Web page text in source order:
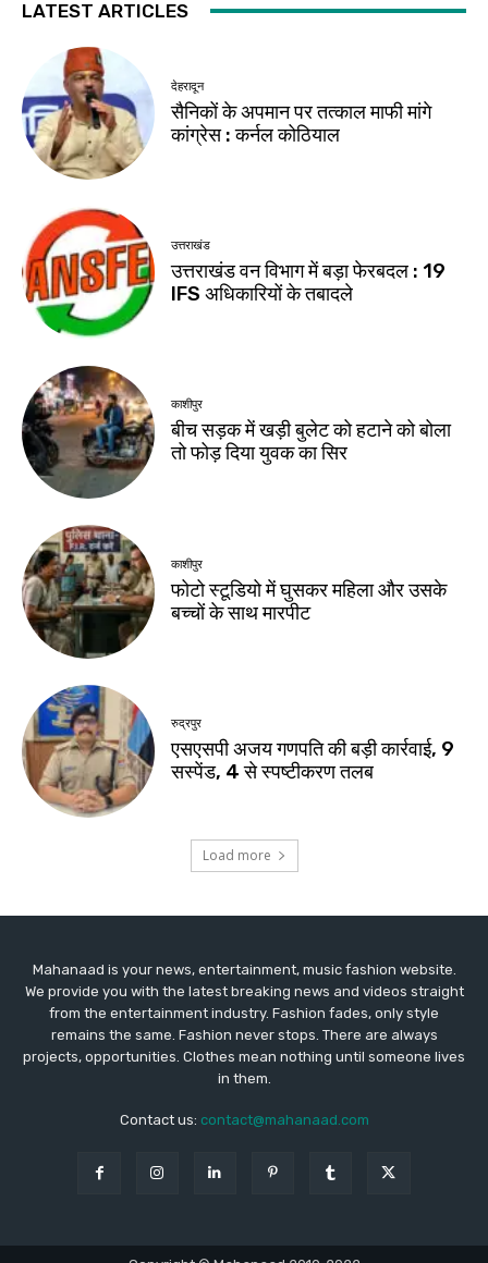
Mahanaad is your news, entertainment, music fashion website.
We provide you with the latest breaking news and videos straight
from the entertainment industry. Fashion fades, only style
remains the same. Fashion never stops. There are always
projects, opportunities. Clothes mean nothing until someone lives
in them.
Contact us: contact@mahanaad.com